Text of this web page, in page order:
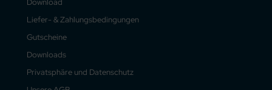
Liefer- & Zahlungsbedingungen
Gutscheine
Downloads
Privatsphäre und Datenschutz